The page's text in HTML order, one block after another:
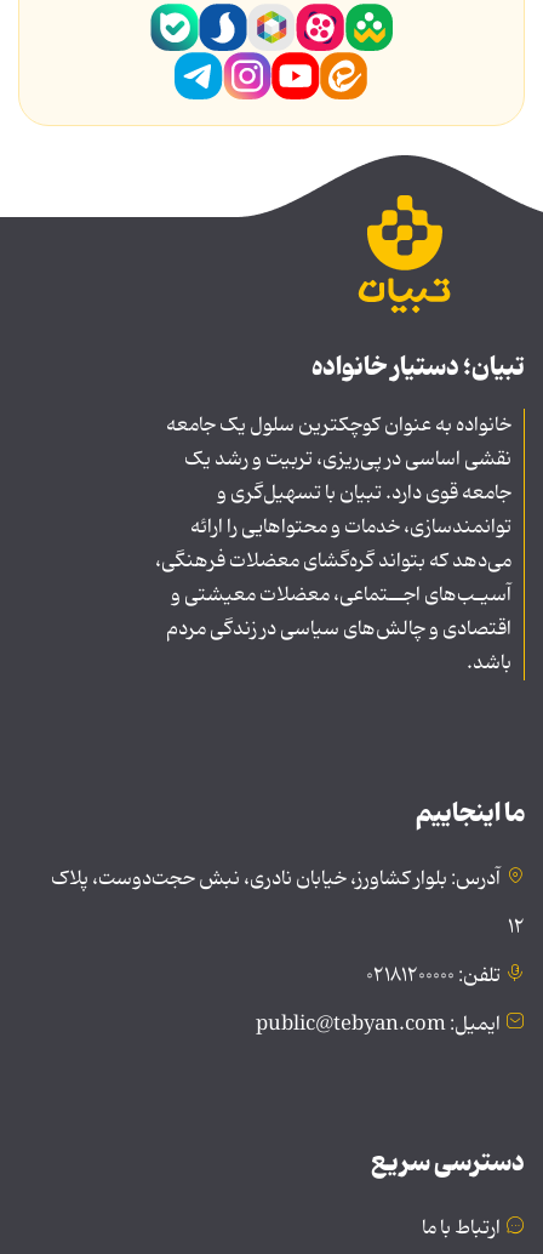
تبیان؛ دستیار خانواده
خانواده به عنوان کوچکترین سلول یک جامعه
نقشی اساسی در پی‌ریزی، تربیت و رشد یک
جامعه قوی دارد. تبیان با تسهیل‌گری و
توانمندسازی، خدمات و محتواهایی را ارائه
می‌دهد که بتواند گره‌گشای معضلات فرهنگی،
آسیـب‌های اجــتماعی، معضلات معیشتی و
اقتصادی و چالش‌های سیاسی در زندگی مردم
باشد.
ما اینجاییم
آدرس: بلوار کشاورز، خیابان نادری، نبش حجت‌دوست، پلاک
۱۲
تلفن: ۰۲۱۸۱۲۰۰۰۰۰
ایمیل: public@tebyan.com
دسترسی سریع
ارتباط با ما